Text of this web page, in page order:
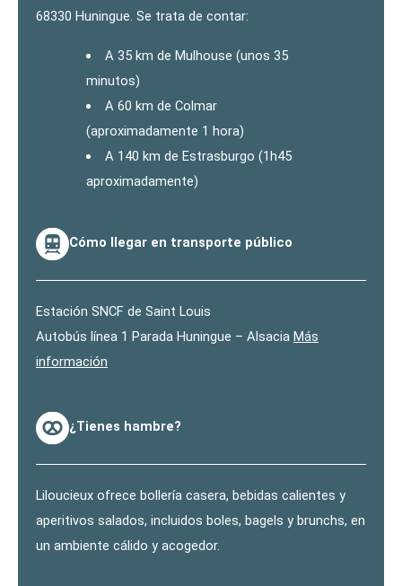
68330 Huningue. Se trata de contar:
A 35 km de Mulhouse (unos 35
minutos)
A 60 km de Colmar
(aproximadamente 1 hora)
A 140 km de Estrasburgo (1h45
aproximadamente)
Cómo llegar en transporte público
Estación SNCF de Saint Louis
Autobús línea 1 Parada Huningue – Alsacia Más
información
¿Tienes hambre?
Liloucieux ofrece bollería casera, bebidas calientes y
aperitivos salados, incluidos boles, bagels y brunchs, en
un ambiente cálido y acogedor.